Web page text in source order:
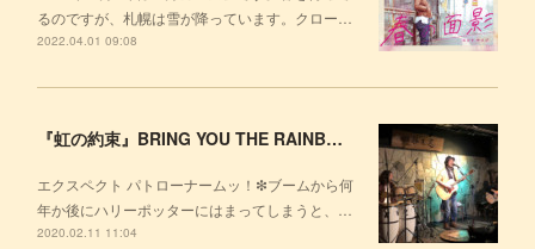
るのですが、札幌は雪が降っています。クロー…
2022.04.01 09:08
『虹の約束』BRING YOU THE RAINBOW TOUR 東京🗼
エクスペクト パトローナームッ！❇ブームから何
年か後にハリーポッターにはまってしまうと、…
2020.02.11 11:04